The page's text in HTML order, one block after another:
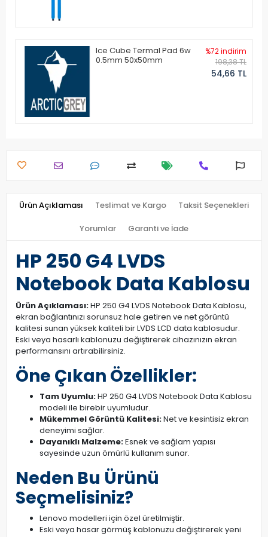
Ice Cube Termal Pad 6w
0.5mm 50x50mm
%72 indirim
198,38 TL
54,66 TL
Ürün Açıklaması Teslimat ve Kargo Taksit Seçenekleri
Yorumlar Garanti ve İade
HP 250 G4 LVDS
Notebook Data Kablosu
Ürün Açıklaması:HP 250 G4 LVDS Notebook Data Kablosu,
ekran bağlantınızı sorunsuz hale getiren ve net görüntü
kalitesi sunan yüksek kaliteli bir LVDS LCD data kablosudur.
Eski veya hasarlı kablonuzu değiştirerek cihazınızın ekran
performansını artırabilirsiniz.
Öne Çıkan Özellikler:
Tam Uyumlu:HP 250 G4 LVDS Notebook Data Kablosu
modeli ile birebir uyumludur.
Mükemmel Görüntü Kalitesi:Net ve kesintisiz ekran
deneyimi sağlar.
Dayanıklı Malzeme:Esnek ve sağlam yapısı
sayesinde uzun ömürlü kullanım sunar.
Neden Bu Ürünü
Seçmelisiniz?
Lenovo modelleri için özel üretilmiştir.
Eski veya hasar görmüş kablonuzu değiştirerek yeni